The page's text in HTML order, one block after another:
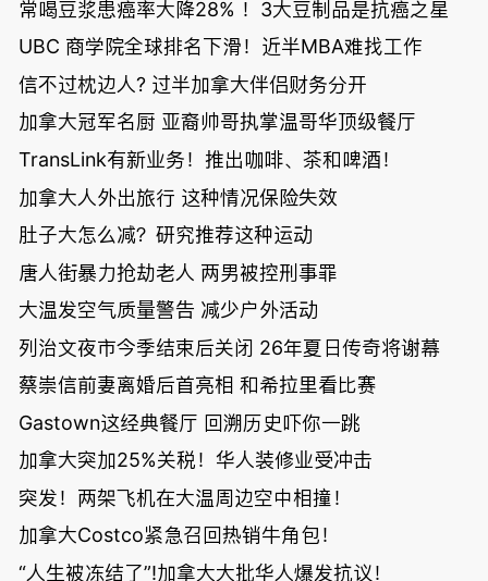
常喝豆浆患癌率大降28% ！3大豆制品是抗癌之星
UBC 商学院全球排名下滑！近半MBA难找工作
信不过枕边人? 过半加拿大伴侣财务分开
加拿大冠军名厨 亚裔帅哥执掌温哥华顶级餐厅
TransLink有新业务！推出咖啡、茶和啤酒！
加拿大人外出旅行 这种情况保险失效
肚子大怎么减？研究推荐这种运动
唐人街暴力抢劫老人 两男被控刑事罪
大温发空气质量警告 减少户外活动
列治文夜市今季结束后关闭 26年夏日传奇将谢幕
蔡崇信前妻离婚后首亮相 和希拉里看比赛
Gastown这经典餐厅 回溯历史吓你一跳
加拿大突加25%关税！华人装修业受冲击
突发！两架飞机在大温周边空中相撞！
加拿大Costco紧急召回热销牛角包！
“人生被冻结了”!加拿大大批华人爆发抗议！